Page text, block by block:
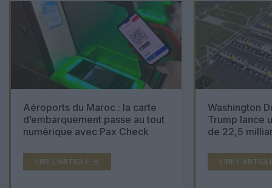
Aéroports du Maroc : la carte
d’embarquement passe au tout
numérique avec Pax Check
LIRE L'ARTICLE
Washington
Trump lance
de 22,5
LIRE